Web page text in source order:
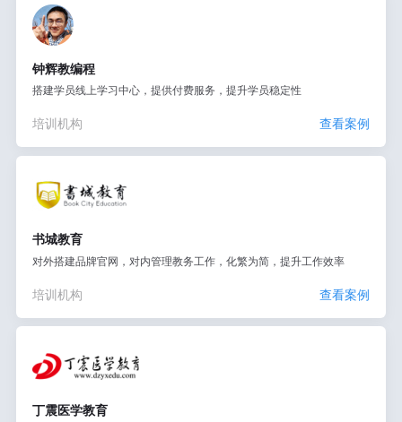
钟辉教编程
搭建学员线上学习中心，提供付费服务，提升学员稳定性
培训机构 查看案例
书城教育
对外搭建品牌官网，对内管理教务工作，化繁为简，提升工作效率
培训机构 查看案例
丁震医学教育